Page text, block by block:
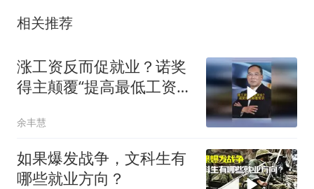
相关推荐
涨工资反而促就业？诺奖
得主颠覆“提高最低工资会
余丰慧
如果爆发战争，文科生有
哪些就业方向？